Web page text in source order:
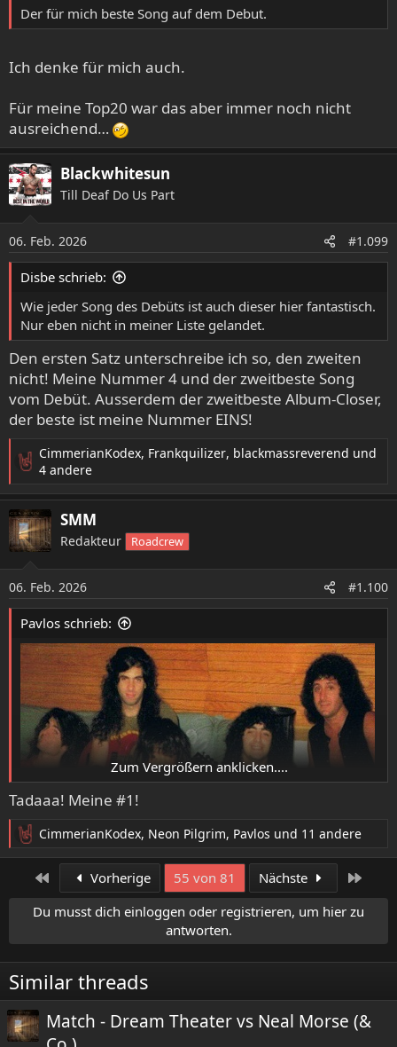
Der für mich beste Song auf dem Debut.
Ich denke für mich auch.
Für meine Top20 war das aber immer noch nicht
ausreichend…
Blackwhitesun
Till Deaf Do Us Part
06. Feb. 2026 #1.099
Disbe schrieb:
Wie jeder Song des Debüts ist auch dieser hier fantastisch.
Nur eben nicht in meiner Liste gelandet.
Den ersten Satz unterschreibe ich so, den zweiten
nicht! Meine Nummer 4 und der zweitbeste Song
vom Debüt. Ausserdem der zweitbeste Album-Closer,
der beste ist meine Nummer EINS!
R
a
k
t
i
o
n
e
n
CimmerianKodex, Frankquilizer, blackmassreverend und
4 andere
SMM
Redakteur Roadcrew
06. Feb. 2026 #1.100
Pavlos schrieb:
09. Only A Matter Of Time
(When Dream And Day Unite, 1989)
Punkte: 211
Votes: 16
Schnitt: 13,2
Zum Vergrößern anklicken....
Tadaaa! Meine #1!
R
e
o
n
e
n
:
CimmerianKodex, Neon Pilgrim, Pavlos und 11 andere
Erste Vorherige 55 von 81 Nächste
Du musst dich einloggen oder registrieren, um hier zu
antworten.
Similar threads
Match - Dream Theater vs Neal Morse (&